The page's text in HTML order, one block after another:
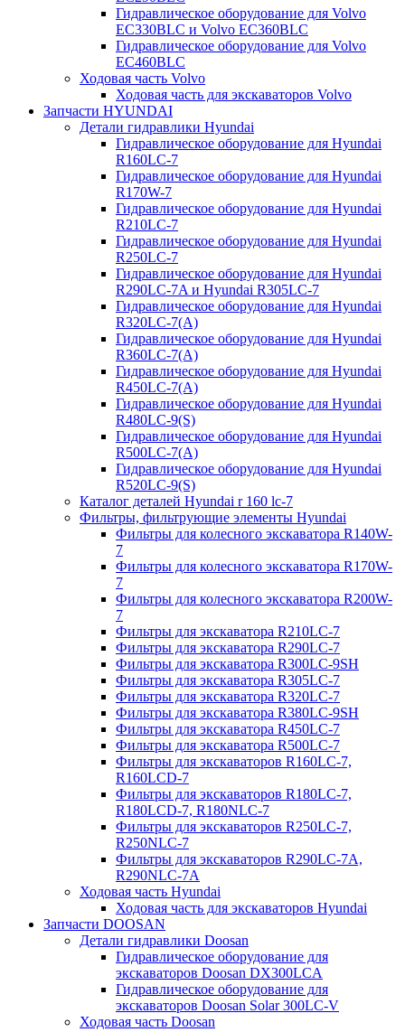
Гидравлическое оборудование для Volvo
EC330BLC и Volvo EC360BLC
Гидравлическое оборудование для Volvo
EC460BLC
Ходовая часть Volvo
Ходовая часть для экскаваторов Volvo
Запчасти HYUNDAI
Детали гидравлики Hyundai
Гидравлическое оборудование для Hyundai
R160LC-7
Гидравлическое оборудование для Hyundai
R170W-7
Гидравлическое оборудование для Hyundai
R210LC-7
Гидравлическое оборудование для Hyundai
R250LC-7
Гидравлическое оборудование для Hyundai
R290LC-7A и Hyundai R305LC-7
Гидравлическое оборудование для Hyundai
R320LC-7(A)
Гидравлическое оборудование для Hyundai
R360LC-7(A)
Гидравлическое оборудование для Hyundai
R450LC-7(A)
Гидравлическое оборудование для Hyundai
R480LC-9(S)
Гидравлическое оборудование для Hyundai
R500LC-7(A)
Гидравлическое оборудование для Hyundai
R520LC-9(S)
Каталог деталей Hyundai r 160 lc-7
Фильтры, фильтрующие элементы Hyundai
Фильтры для колесного экскаватора R140W-
7
Фильтры для колесного экскаватора R170W-
7
Фильтры для колесного экскаватора R200W-
7
Фильтры для экскаватора R210LC-7
Фильтры для экскаватора R290LC-7
Фильтры для экскаватора R300LC-9SH
Фильтры для экскаватора R305LC-7
Фильтры для экскаватора R320LC-7
Фильтры для экскаватора R380LC-9SH
Фильтры для экскаватора R450LC-7
Фильтры для экскаватора R500LC-7
Фильтры для экскаваторов R160LC-7,
R160LCD-7
Фильтры для экскаваторов R180LC-7,
R180LCD-7, R180NLC-7
Фильтры для экскаваторов R250LC-7,
R250NLC-7
Фильтры для экскаваторов R290LC-7A,
R290NLC-7A
Ходовая часть Hyundai
Ходовая часть для экскаваторов Hyundai
Запчасти DOOSAN
Детали гидравлики Doosan
Гидравлическое оборудование для
экскаваторов Doosan DX300LCA
Гидравлическое оборудование для
экскаваторов Doosan Solar 300LC-V
Ходовая часть Doosan